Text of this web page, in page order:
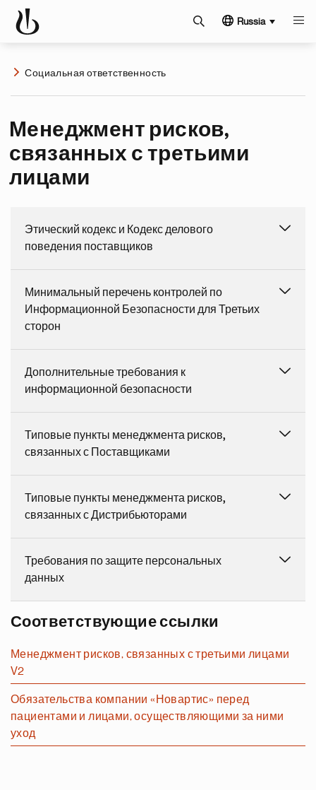
Russia
Социальная ответственность
Менеджмент рисков,
связанных с третьими
лицами
Этический кодекс и Кодекс делового
поведения поставщиков
Минимальный перечень контролей по
Информационной Безопасности для Третьих
сторон
Дополнительные требования к
информационной безопасности
Типовые пункты менеджмента рисков,
связанных с Поставщиками
Типовые пункты менеджмента рисков,
связанных с Дистрибьюторами
Требования по защите персональных
данных
Соответствующие ссылки
Менеджмент рисков, связанных с третьими лицами
V2
Обязательства компании «Новартис» перед
пациентами и лицами, осуществляющими за ними
уход